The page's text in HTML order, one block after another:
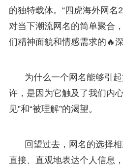
的独特载体。“四虎海外网名
对当下潮流网名的简单聚合
们精神面貌和情感需求的🔥深
为什么一个网名能够引
许，是因为它触及了我们内
见”和“被理解”的渴望。
回望过去，网名的选择
直接、直观地表达个人信息